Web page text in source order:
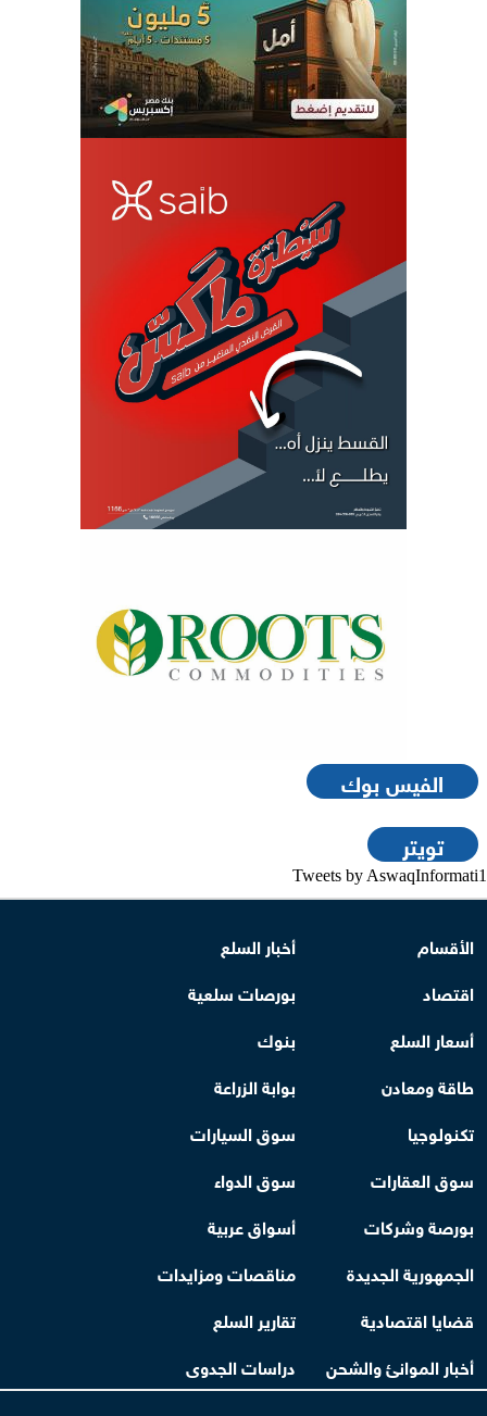
الفيس بوك
تويتر
Tweets by AswaqInformati1
الأقسام
أخبار السلع
اقتصاد
بورصات سلعية
أسعار السلع
بنوك
طاقة ومعادن
بوابة الزراعة
تكنولوجيا
سوق السيارات
سوق العقارات
سوق الدواء
بورصة وشركات
أسواق عربية
الجمهورية الجديدة
مناقصات ومزايدات
قضايا اقتصادية
تقارير السلع
أخبار الموانئ والشحن
دراسات الجدوى